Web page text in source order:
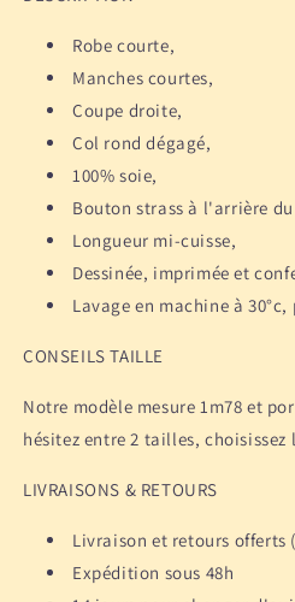
Robe courte,
Manches courtes,
Coupe droite,
Col rond dégagé,
100% soie,
Bouton strass à l'arrière
Longueur mi-cuisse,
Dessinée, imprimée et
Lavage en machine à
CONSEILS TAILLE
Notre modèle mesure 1m78 et
hésitez entre 2 tailles, choisissez
LIVRAISONS & RETOURS
Livraison et retours offerts
Expédition sous 48h